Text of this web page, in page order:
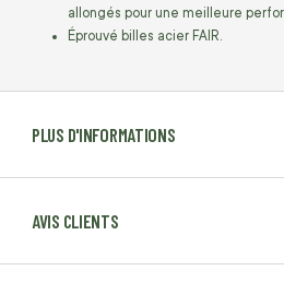
PLUS D'INFORMATIONS
AVIS CLIENTS
allongés pour une meilleure
Éprouvé billes acier FAIR.